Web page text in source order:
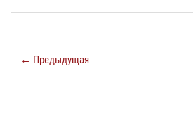
← Предыдущая